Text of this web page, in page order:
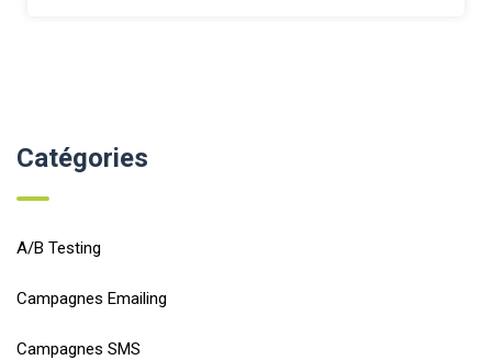
Catégories
A/B Testing
Campagnes Emailing
Campagnes SMS